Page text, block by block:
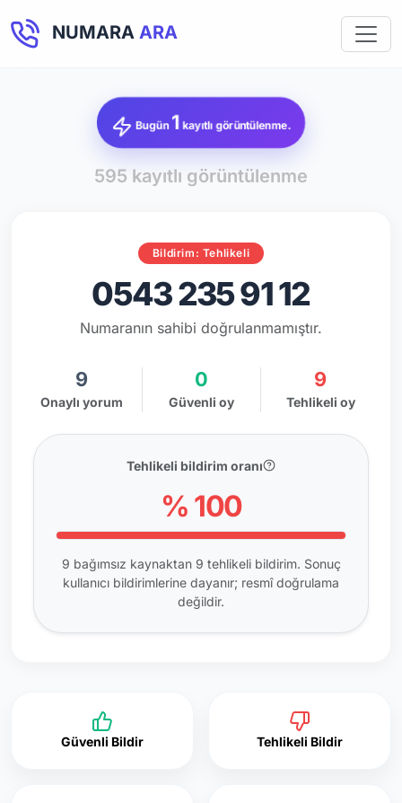
NUMARA ARA
Bugün 1 kayıtlı görüntülenme.
595 kayıtlı görüntülenme
Bildirim: Tehlikeli
0543 235 91 12
Numaranın sahibi doğrulanmamıştır.
9
Onaylı yorum
0
Güvenli oy
9
Tehlikeli oy
Tehlikeli bildirim oranı
% 100
9 bağımsız kaynaktan 9 tehlikeli bildirim. Sonuç
kullanıcı bildirimlerine dayanır; resmî doğrulama
değildir.
Güvenli Bildir Tehlikeli Bildir